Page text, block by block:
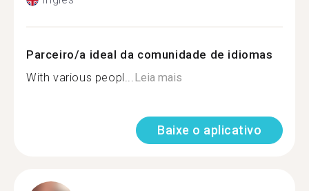
Parceiro/a ideal da comunidade de idiomas
With various peopl...Leia mais
Baixe o aplicativo